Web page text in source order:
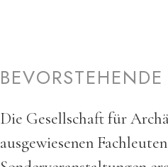
Die Gesellschaft für
ausgewiesenen